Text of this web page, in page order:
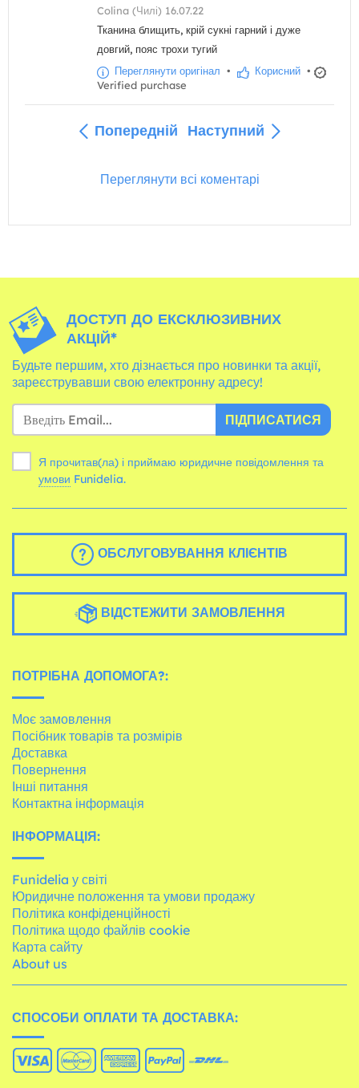
Colina (Чилі) 16.07.22
Тканина блищить, крій сукні гарний і дуже
довгий, пояс трохи тугий
Переглянути оригінал • Корисний •
Verified purchase
Попередній Наступний
Переглянути всі коментарі
ДОСТУП ДО ЕКСКЛЮЗИВНИХ
АКЦІЙ*
Будьте першим, хто дізнається про новинки та акції,
зареєструвавши свою електронну адресу!
ПІДПИСАТИСЯ
Я прочитав(ла) і приймаю юридичне повідомлення та
умови Funidelia.
ОБСЛУГОВУВАННЯ КЛІЄНТІВ
ВІДСТЕЖИТИ ЗАМОВЛЕННЯ
ПОТРІБНА ДОПОМОГА?:
Моє замовлення
Посібник товарів та розмірів
Доставка
Повернення
Інші питання
Контактна інформація
ІНФОРМАЦІЯ:
Funidelia у світі
Юридичне положення та умови продажу
Політика конфіденційності
Політика щодо файлів cookie
Карта сайту
About us
СПОСОБИ ОПЛАТИ ТА ДОСТАВКА: